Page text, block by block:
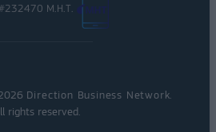
Μ.Η.Τ.
Direction Business Network
rights reserved.